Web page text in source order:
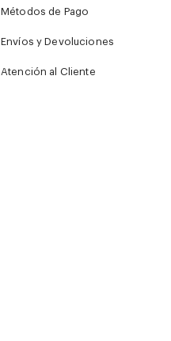
Métodos de Pago
Envíos y Devoluciones
Atención al Cliente